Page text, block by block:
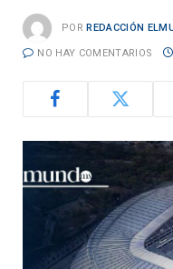
POR REDACCIÓN
NO HAY COMENTARIOS